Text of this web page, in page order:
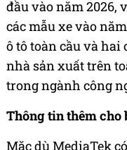
đầu vào năm 2026,
các mẫu xe vào
ô tô toàn cầu và
nhà sản xuất trên
trong ngành công
Thông tin thêm cho
Mặc dù MediaTek có